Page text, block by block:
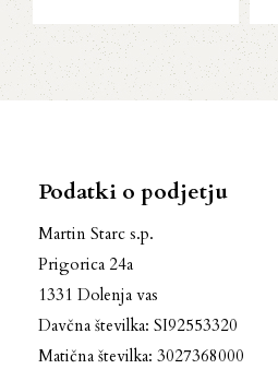
Podatki o podjetju
Martin Starc s.p.
Prigorica 24a
1331 Dolenja vas
Davčna številka: SI92553320
Matična številka: 3027368000